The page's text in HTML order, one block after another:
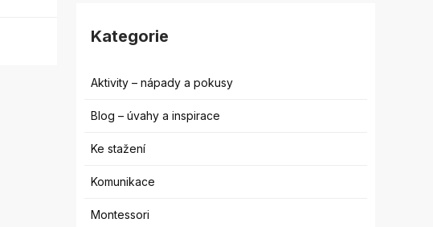
Kategorie
Aktivity – nápady a pokusy
Blog – úvahy a inspirace
Ke stažení
Komunikace
Montessori